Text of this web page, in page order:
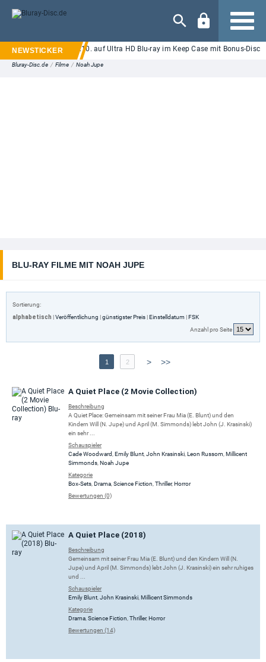
Navigation
in London": Ab 08.10. auf Ultra HD Blu-ray im Keep Case mit Bonus-Disc
Bluray-Disc.de / Filme / Noah Jupe
BLU-RAY FILME MIT NOAH JUPE
Sortierung:
alphabetisch |Veröffentlichung |günstigster Preis |Einstelldatum |FSK
Anzahl pro Seite
1 2 > >>
A Quiet Place (2 Movie Collection)
Beschreibung
A Quiet Place: Gemeinsam mit seiner Frau Mia (E. Blunt) und den
Kindern Will (N. Jupe) und April (M. Simmonds) lebt John (J. Krasinski)
ein sehr ...
Schauspieler
Cade Woodward Emily Blunt John Krasinski Leon Russom Millicent
Simmonds Noah Jupe
Kategorie
Box-Sets Drama Science Fiction Thriller,Horror
Bewertungen (0)
A Quiet Place (2018)
Beschreibung
Gemeinsam mit seiner Frau Mia (E. Blunt) und den Kindern Will (N.
Jupe) und April (M. Simmonds) lebt John (J. Krasinski) ein sehr ruhiges
und ...
Schauspieler
Emily Blunt John Krasinski Millicent Simmonds
Kategorie
Drama Science Fiction Thriller,Horror
Bewertungen (14)